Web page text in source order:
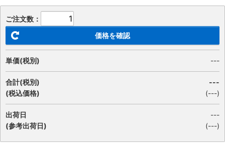
ご注文数：
価格を確認
単価(税別) ---
合計(税別)
(税込価格)
---
(---)
出荷日
(参考出荷日)
---
(---)